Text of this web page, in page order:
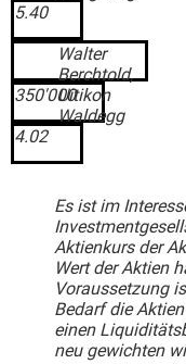
5.40
Walter
Berchtold,
Uitikon
Waldegg
350'000
4.02
Es ist im
Aktienkurs der
Wert der Aktien
Voraussetzung
Bedarf die
einen
neu gewichten